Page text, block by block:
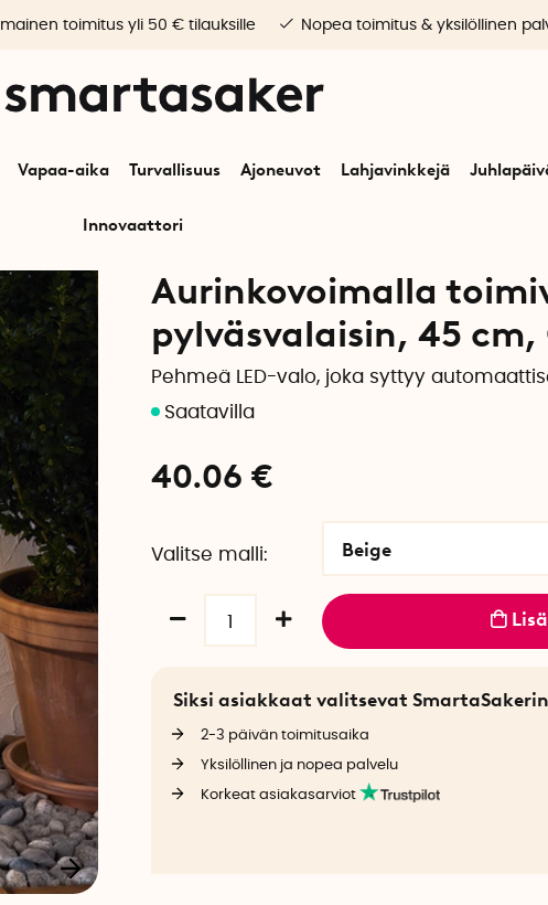
Vapaa-aika Turvallisuus Ajoneuvot Lahjavinkkejä
Innovaattori
Ilmainen toimitus yli 50 € tilauksille Nopea toimitus & yksilöllinen
Aurinkokennovalaisimet
Aurinkovoimalla
pylväsvalaisin, 45 cm,
Pehmeä LED-valo, joka syttyy
40.06 €
Valitse malli Beige
Siksi asiakkaat valitsevat SmartaSakerin
2-3 päivän toimitusaika
Yksilöllinen ja nopea palvelu
Korkeat asiakasarviot